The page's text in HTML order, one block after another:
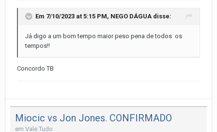
Em 7/10/2023 at 5:15 PM, NEGO DÁGUA disse:
Já digo a um bom tempo maior peso pena de todos os
tempos!!
Concordo TB
Miocic vs Jon Jones. CONFIRMADO
em Vale Tudo